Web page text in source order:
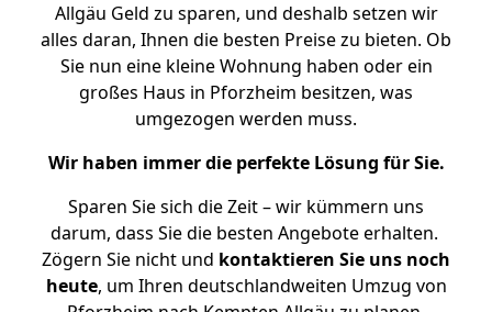
Allgäu Geld zu sparen, und deshalb setzen wir
alles daran, Ihnen die besten Preise zu bieten. Ob
Sie nun eine kleine Wohnung haben oder ein
großes Haus in Pforzheim besitzen, was
umgezogen werden muss.
Wir haben immer die perfekte Lösung für Sie.
Sparen Sie sich die Zeit – wir kümmern uns
darum, dass Sie die besten Angebote erhalten.
Zögern Sie nicht und kontaktieren Sie uns noch
heute, um Ihren deutschlandweiten Umzug von